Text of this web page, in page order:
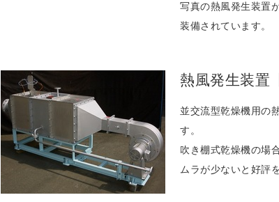
写真の熱風発生装置
装備されています。
熱風発生装置
並交流型乾燥機用の
す。
吹き棚式乾燥機の場
ムラが少ないと好評